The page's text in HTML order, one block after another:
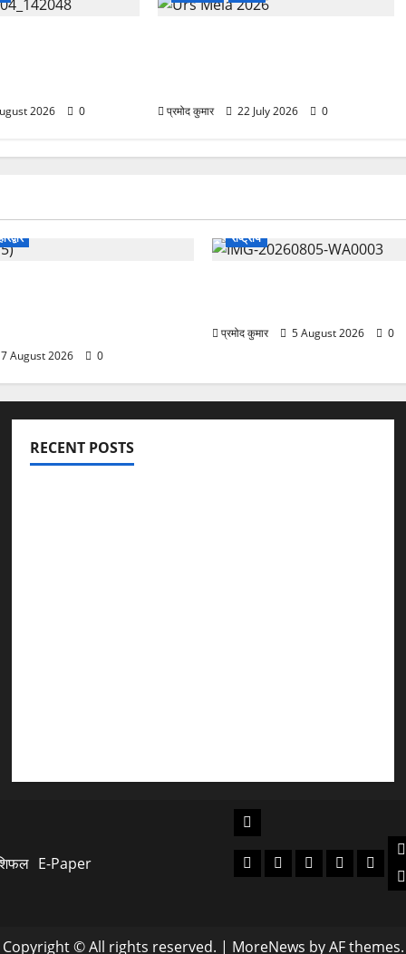
2026 0 प्रमोद कुमार 22 July 2026 0
7 August 2026 0
राष्ट्रीय
प्रमोद कुमार 5 August 2026 0
RECENT POSTS
E-Paper
उत्‍तराखण्‍ड
रुद्रपुरबागेश्वरपौडी
पिथौरागढ़
नई
टिहरी
Copyright © All rights reserved. | MoreNews by AF themes.